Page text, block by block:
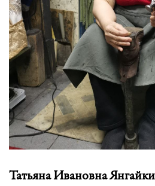
Татьяна Ивановна